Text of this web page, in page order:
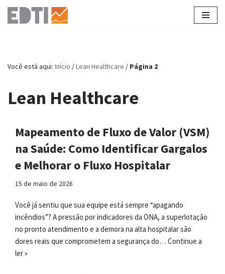
Pular
conteúdo
Você está aqui: Início /Lean Healthcare / Página 2
Lean Healthcare
Mapeamento de Fluxo de Valor (VSM)
na Saúde: Como Identificar Gargalos
e Melhorar o Fluxo Hospitalar
15 de maio de 2026
Você já sentiu que sua equipe está sempre “apagando
incêndios”? A pressão por indicadores da ONA, a superlotação
no pronto atendimento e a demora na alta hospitalar são
dores reais que comprometem a segurança do… Continue a
ler »